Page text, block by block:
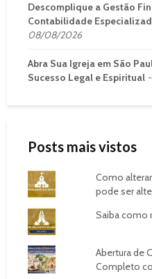
Descomplique a Gestão
Contabilidade
08/08/2026
Abra Sua Igreja em São
Sucesso Legal e Espiritual
Posts mais vistos
Como
pode ser
Saiba como
Abertura de
Completo